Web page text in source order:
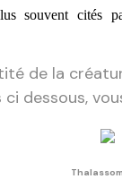
souvent cités
de la
dessous,